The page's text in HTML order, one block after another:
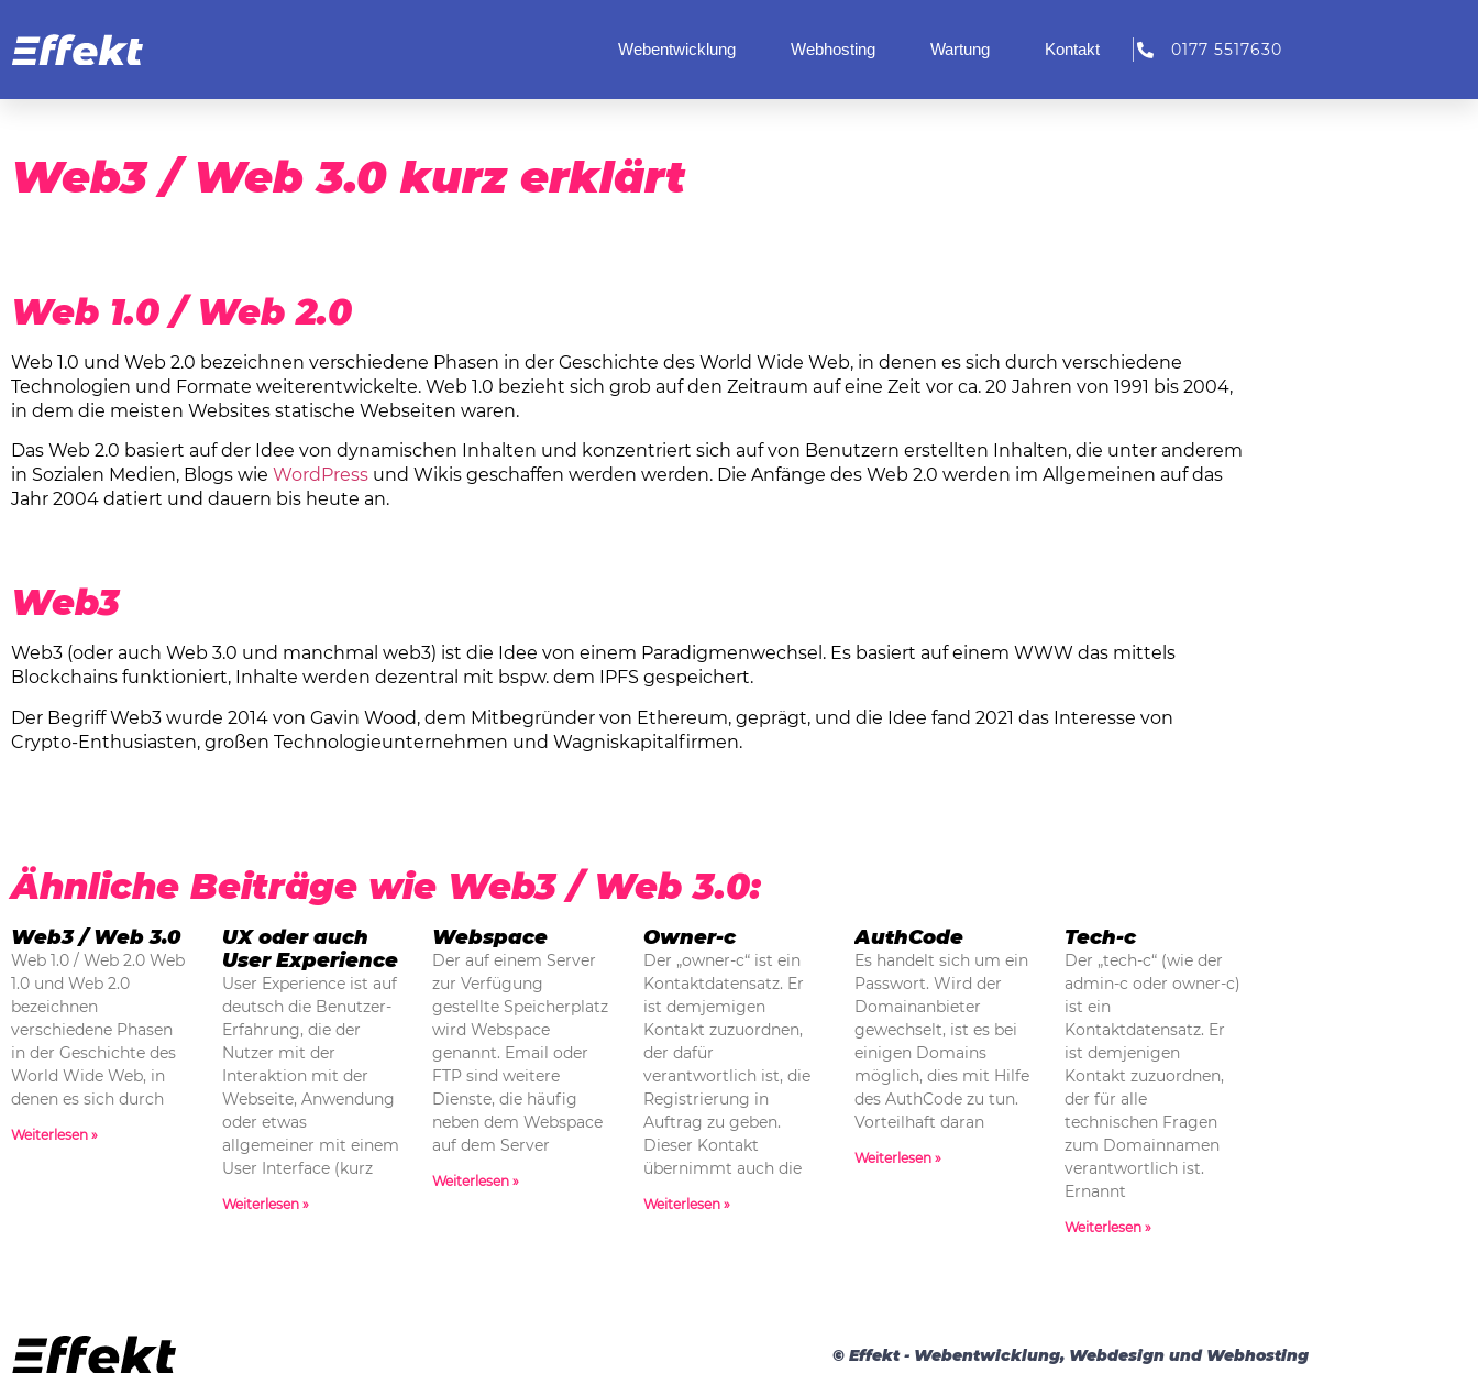
Webentwicklung Webhosting Wartung Kontakt 0177 5517630
Web3 / Web 3.0
Web3 / Web 3.0 kurz erklärt
Web 1.0 / Web 2.0
Web 1.0 und Web 2.0 bezeichnen verschiedene Phasen in der Geschichte des World Wide Web, in denen es sich durch verschiedene
Technologien und Formate weiterentwickelte. Web 1.0 bezieht sich grob auf den Zeitraum auf eine Zeit vor ca. 20 Jahren von 1991 bis 2004,
in dem die meisten Websites statische Webseiten waren.
Das Web 2.0 basiert auf der Idee von dynamischen Inhalten und konzentriert sich auf von Benutzern erstellten Inhalten, die unter anderem
in Sozialen Medien, Blogs wie WordPress und Wikis geschaffen werden werden. Die Anfänge des Web 2.0 werden im Allgemeinen auf das
Jahr 2004 datiert und dauern bis heute an.
Web3
Web3 (oder auch Web 3.0 und manchmal web3) ist die Idee von einem Paradigmenwechsel. Es basiert auf einem WWW das mittels
Blockchains funktioniert, Inhalte werden dezentral mit bspw. dem IPFS gespeichert.
Der Begriff Web3 wurde 2014 von Gavin Wood, dem Mitbegründer von Ethereum, geprägt, und die Idee fand 2021 das Interesse von
Crypto-Enthusiasten, großen Technologieunternehmen und Wagniskapitalfirmen.
Ähnliche Beiträge wie Web3 / Web 3.0:
Web3 / Web 3.0
Web 1.0 / Web 2.0 Web
1.0 und Web 2.0
bezeichnen
verschiedene Phasen
in der Geschichte des
World Wide Web, in
denen es sich durch
Weiterlesen »
UX oder auch
User Experience
User Experience ist auf
deutsch die Benutzer-
Erfahrung, die der
Nutzer mit der
Interaktion mit der
Webseite, Anwendung
oder etwas
allgemeiner mit einem
User Interface (kurz
Weiterlesen »
Webspace
Der auf einem Server
zur Verfügung
gestellte Speicherplatz
wird Webspace
genannt. Email oder
FTP sind weitere
Dienste, die häufig
neben dem Webspace
auf dem Server
Weiterlesen »
Owner-c
Der „owner-c“ ist ein
Kontaktdatensatz. Er
ist demjemigen
Kontakt zuzuordnen,
der dafür
verantwortlich ist, die
Registrierung in
Auftrag zu geben.
Dieser Kontakt
übernimmt auch die
Weiterlesen »
AuthCode
Es handelt sich um ein
Passwort. Wird der
Domainanbieter
gewechselt, ist es bei
einigen Domains
möglich, dies mit Hilfe
des AuthCode zu tun.
Vorteilhaft daran
Weiterlesen »
Tech-c
Der „tech-c“ (wie der
admin-c oder owner-c)
ist ein
Kontaktdatensatz. Er
ist demjenigen
Kontakt zuzuordnen,
der für alle
technischen Fragen
zum Domainnamen
verantwortlich ist.
Ernannt
Weiterlesen »
© Effekt - Webentwicklung, Webdesign und Webhosting